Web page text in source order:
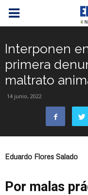
Interponen
primera
maltrato
14 junio, 2022
Eduardo Flores Salado
Por malas